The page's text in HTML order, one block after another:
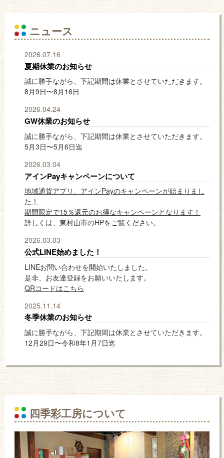
ニュース
2026.07.16
夏期休業のお知らせ
誠に勝手ながら、下記期間は休業とさせていただきます。
8月9日〜8月16日
2026.04.24
GW休業のお知らせ
誠に勝手ながら、下記期間は休業とさせていただきます。
5月3日〜5月6日迄
2026.03.04
アインPayキャンペーンについて
地域通貨アプリ、アインPayのキャンペーンが始まりまし
た！
期間限定で15％還元のお得なキャンペーンとなります！
詳しくは、東村山市のHPをご覧ください。
2026.03.03
公式LINE始めました！
LINEお問い合わせを開始いたしました。
是非、お友達登録をお願いいたします。
QRコードはこちら
2025.11.14
冬季休業のお知らせ
誠に勝手ながら、下記期間は休業とさせていただきます。
12月29日〜令和8年1月7日迄
四季彩工房について